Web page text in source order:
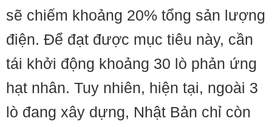
sẽ chiếm khoảng 20% tổng sản lượng
điện. Để đạt được mục tiêu này, cần
tái khởi động khoảng 30 lò phản ứng
hạt nhân. Tuy nhiên, hiện tại, ngoài 3
lò đang xây dựng, Nhật Bản chỉ còn